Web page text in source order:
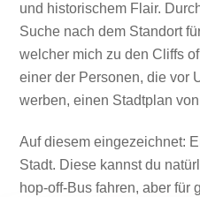
und historischem Flair.
Suche nach dem Standort
welcher mich zu den Cliffs
einer der Personen, die vor
werben, einen Stadtplan
Auf diesem eingezeichnet:
Stadt. Diese kannst du
hop-off-Bus fahren, aber für